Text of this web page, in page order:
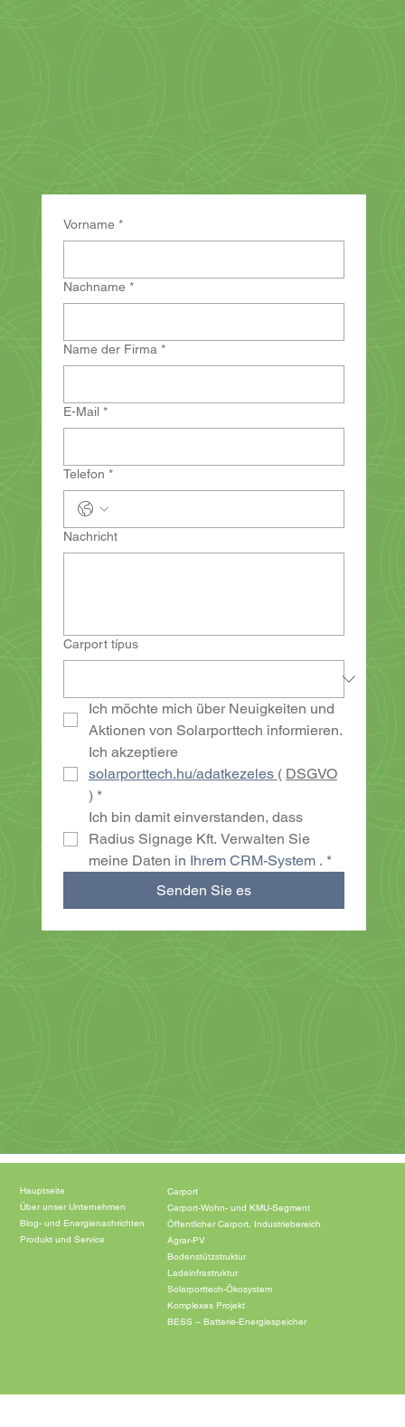
Vorname *
Nachname *
Name der Firma *
E-Mail *
Telefon *
Nachricht
Carport típus
Ich möchte mich über Neuigkeiten und
Aktionen von Solarporttech informieren.
Ich akzeptiere
solarporttech.hu/adatkezeles ( DSGVO
) *
Ich bin damit einverstanden, dass
Radius Signage Kft. Verwalten Sie
meine Daten in Ihrem CRM-System . *
Senden Sie es
Hauptseite
Über unser Unternehmen
Blog- und Energienachrichten
Produkt und Service
Carport
Carport-Wohn- und KMU-Segment
Öffentlicher Carport, Industriebereich
Agrar-PV
Bodenstützstruktur
Ladeinfrastruktur
Solarporttech-Ökosystem
Komplexes Projekt
BESS – Batterie-Energiespeicher